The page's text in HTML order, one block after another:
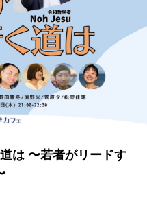
は 〜若者がリードす